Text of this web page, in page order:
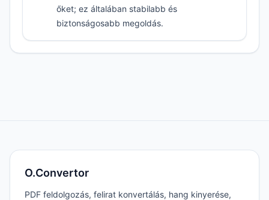
őket; ez általában stabilabb és
biztonságosabb megoldás.
O.Convertor
PDF feldolgozás, felirat konvertálás, hang kinyerése,